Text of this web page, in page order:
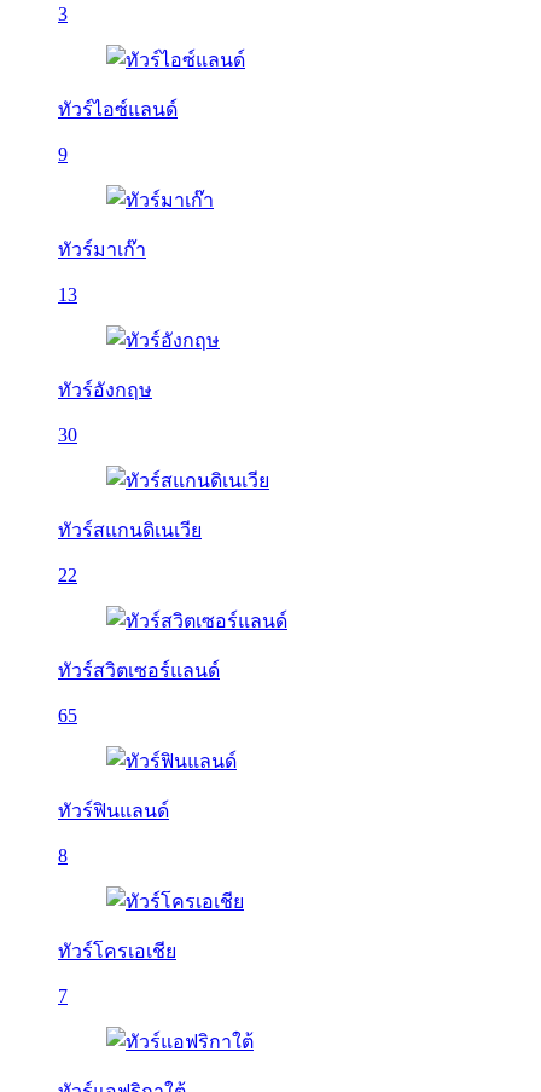
3
ทัวร์ไอซ์แลนด์
9
ทัวร์มาเก๊า
13
ทัวร์อังกฤษ
30
ทัวร์สแกนดิเนเวีย
22
ทัวร์สวิตเซอร์แลนด์
65
ทัวร์ฟินแลนด์
8
ทัวร์โครเอเชีย
7